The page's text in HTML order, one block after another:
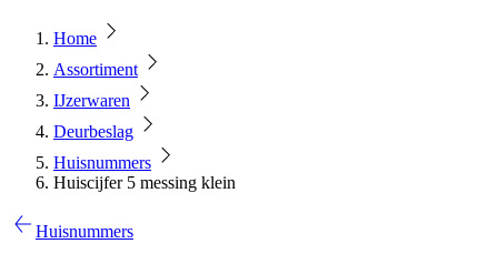
Home
Assortiment
IJzerwaren
Deurbeslag
Huisnummers
Huiscijfer 5 messing klein
Huisnummers